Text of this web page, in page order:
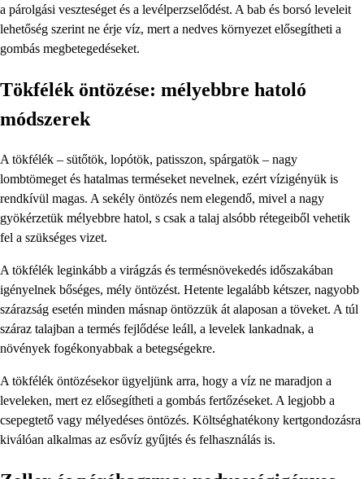
a párolgási veszteséget és a levélperzselődést. A bab és borsó leveleit
lehetőség szerint ne érje víz, mert a nedves környezet elősegítheti a
gombás megbetegedéseket.
Tökfélék öntözése: mélyebbre hatoló
módszerek
A tökfélék – sütőtök, lopótök, patisszon, spárgatök – nagy
lombtömeget és hatalmas terméseket nevelnek, ezért vízigényük is
rendkívül magas. A sekély öntözés nem elegendő, mivel a nagy
gyökérzetük mélyebbre hatol, s csak a talaj alsóbb rétegeiből vehetik
fel a szükséges vizet.
A tökfélék leginkább a virágzás és termésnövekedés időszakában
igényelnek bőséges, mély öntözést. Hetente legalább kétszer, nagyobb
szárazság esetén minden másnap öntözzük át alaposan a töveket. A túl
száraz talajban a termés fejlődése leáll, a levelek lankadnak, a
növények fogékonyabbak a betegségekre.
A tökfélék öntözésekor ügyeljünk arra, hogy a víz ne maradjon a
leveleken, mert ez elősegítheti a gombás fertőzéseket. A legjobb a
csepegtető vagy mélyedéses öntözés. Költséghatékony kertgondozásra
kiválóan alkalmas az esővíz gyűjtés és felhasználás is.